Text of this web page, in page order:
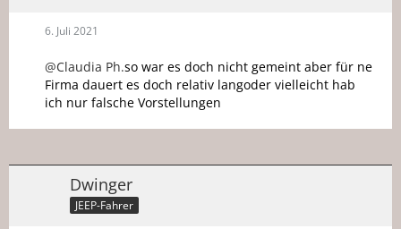
6. Juli 2021
@Claudia Ph.so war es doch nicht gemeint aber für ne
Firma dauert es doch relativ langoder vielleicht hab
ich nur falsche Vorstellungen
Dwinger
JEEP-Fahrer